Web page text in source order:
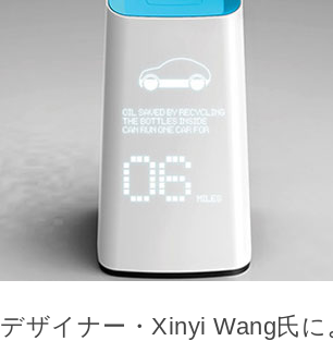
デザイナー・Xinyi Wang氏